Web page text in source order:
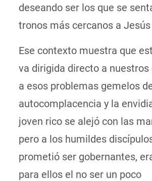
deseando ser los que se
tronos más cercanos a
Ese contexto muestra que
va dirigida directo a nuestros
a esos problemas gemelos
autocomplacencia y la
joven rico se alejó con las
pero a los humildes
prometió ser gobernantes,
para ellos el no ser un poco